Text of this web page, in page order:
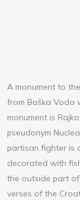
A monument to
from Baška Voda
monument is
pseudonym
partisan fighter is
decorated with
the outside part
verses of the